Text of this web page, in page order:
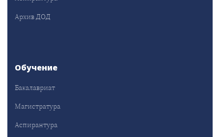
Архив ДОД
Обучение
Бакалавриат
Магистратура
Аспирантура